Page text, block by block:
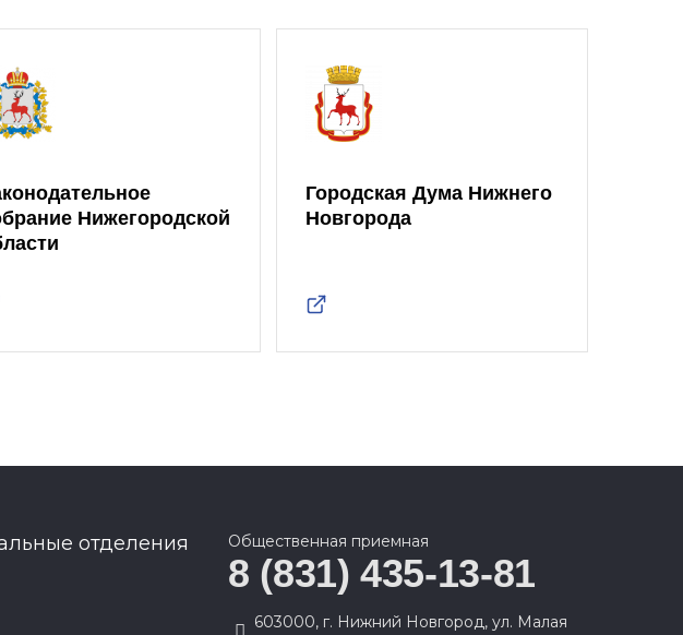
Нижегородской
Городская Дума Нижнего
Новгорода
отделения Общественная приемная
8 (831) 435-13-81
603000, г. Нижний Новгород, ул. Малая